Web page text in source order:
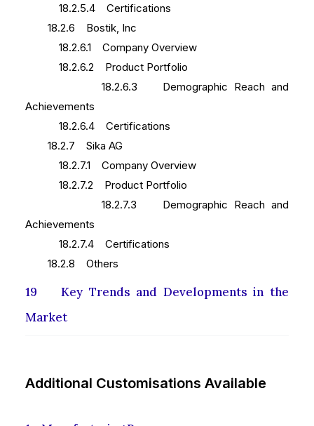
18.2.5.4 Certifications
18.2.6 Bostik, Inc
18.2.6.1 Company Overview
18.2.6.2 Product Portfolio
18.2.6.3 Demographic Reach and
Achievements
18.2.6.4 Certifications
18.2.7 Sika AG
18.2.7.1 Company Overview
18.2.7.2 Product Portfolio
18.2.7.3 Demographic Reach and
Achievements
18.2.7.4 Certifications
18.2.8 Others
19 Key Trends and Developments in the
Market
Additional Customisations Available